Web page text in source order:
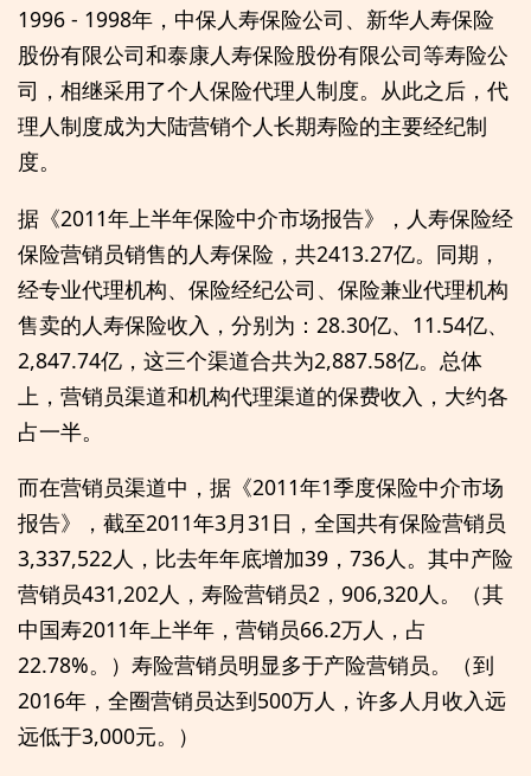
1996 - 1998年，中保人寿保险公司、新华人寿保险
股份有限公司和泰康人寿保险股份有限公司等寿险公
司，相继采用了个人保险代理人制度。从此之后，代
理人制度成为大陆营销个人长期寿险的主要经纪制
度。
据《2011年上半年保险中介市场报告》，人寿保险经
保险营销员销售的人寿保险，共2413.27亿。同期，
经专业代理机构、保险经纪公司、保险兼业代理机构
售卖的人寿保险收入，分别为：28.30亿、11.54亿、
2,847.74亿，这三个渠道合共为2,887.58亿。总体
上，营销员渠道和机构代理渠道的保费收入，大约各
占一半。
而在营销员渠道中，据《2011年1季度保险中介市场
报告》，截至2011年3月31日，全国共有保险营销员
3,337,522人，比去年年底增加39，736人。其中产险
营销员431,202人，寿险营销员2，906,320人。（其
中国寿2011年上半年，营销员66.2万人，占
22.78%。）寿险营销员明显多于产险营销员。（到
2016年，全圈营销员达到500万人，许多人月收入远
远低于3,000元。）